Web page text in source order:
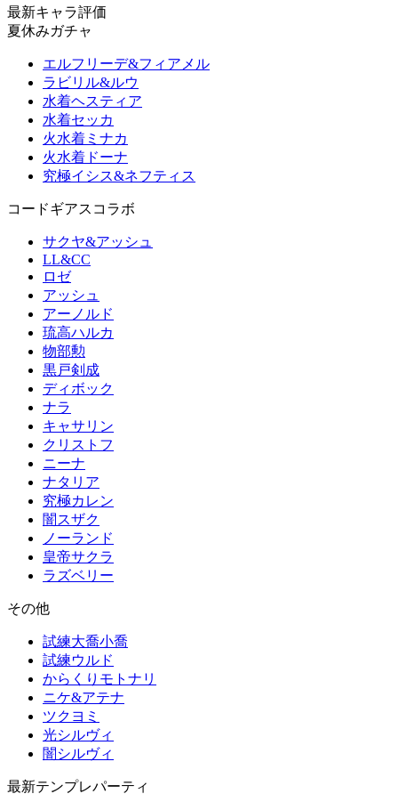
最新キャラ評価
夏休みガチャ
エルフリーデ&フィアメル
ラビリル&ルウ
水着ヘスティア
水着セッカ
火水着ミナカ
火水着ドーナ
究極イシス&ネフティス
コードギアスコラボ
サクヤ&アッシュ
LL&CC
ロゼ
アッシュ
アーノルド
琉高ハルカ
物部勲
黒戸剣成
ディボック
ナラ
キャサリン
クリストフ
ニーナ
ナタリア
究極カレン
闇スザク
ノーランド
皇帝サクラ
ラズベリー
その他
試練大喬小喬
試練ウルド
からくりモトナリ
ニケ&アテナ
ツクヨミ
光シルヴィ
闇シルヴィ
最新テンプレパーティ